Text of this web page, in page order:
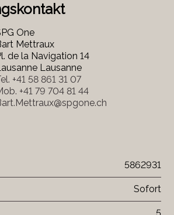
One
Mettraux
de la Navigation 14
Lausanne
+41 58 861 31 07
+41 79 704 81 44
5862931
Sofort